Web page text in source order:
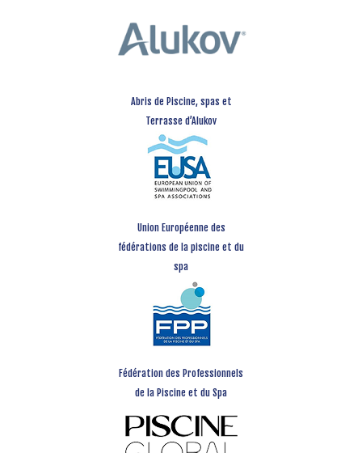
Abris de Piscine, spas et
Terrasse d’Alukov
Union Européenne des
fédérations de la piscine et du
spa
Fédération des Professionnels
de la Piscine et du Spa